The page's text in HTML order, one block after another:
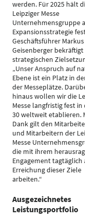
werden. Für 2025 hält
Leipziger Messe
Unternehmensgruppe
Expansionsstrategie
Geschäftsführer Markus
Geisenberger bekräftigt
strategischen
„Unser Anspruch auf
Ebene ist ein Platz in
der Messeplätze.
hinaus wollen wir die
Messe langfristig fest in
30 weltweit etablieren.
Dank gilt den
und Mitarbeitern der
Messe
die mit ihrem
Engagement tagtäglich
Erreichung dieser Ziele
arbeiten.“
Ausgezeichnetes
Leistungsportfolio